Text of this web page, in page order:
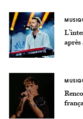
après